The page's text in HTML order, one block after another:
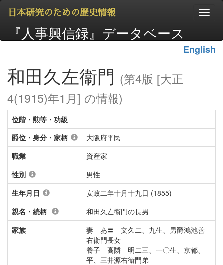
日本研究のための歴史情報
『人事興信録』データベース
English
和田久左衞門 (第4版 [大正
4(1915)年1月] の情報)
位階・勲等・功級
爵位・身分・家柄
大阪府平民
職業
資産家
性別
男性
生年月日
安政二年十月十九日 (1855)
親名・続柄
和田久左衞門の長男
家族
妻 あ〓 文久二、九生、男爵鴻池善
右衞門長女
養子 高隣 明二三、一〇生、京都、
平、三井源右衞門弟